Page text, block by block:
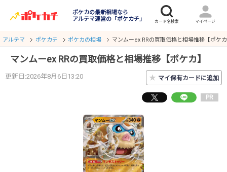
ポケカの最新相場なら
アルテマ運営の「ポケカチ」
アルテマ ポケカチ ポケカの相場 マンムーex RRの買取価格と相場推移【ポケ
マンムーex RRの買取価格と相場推移【ポケカ】
更新日:2026年8月6日13:20 ★ マイ保有カードに追加
PR